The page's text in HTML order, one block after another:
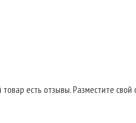
есть отзывы. Разместите